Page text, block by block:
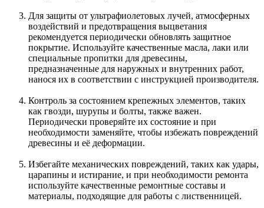
Для защиты от ультрафиолетовых лучей, атмосферных
воздействий и предотвращения выцветания
рекомендуется периодически обновлять защитное
покрытие. Используйте качественные масла, лаки или
специальные пропитки для древесины,
предназначенные для наружных и внутренних работ,
нанося их в соответствии с инструкцией производителя.
Контроль за состоянием крепежных элементов, таких
как гвозди, шурупы и болты, также важен.
Периодически проверяйте их состояние и при
необходимости заменяйте, чтобы избежать повреждений
древесины и её деформации.
Избегайте механических повреждений, таких как удары,
царапины и истирание, и при необходимости ремонта
используйте качественные ремонтные составы и
материалы, подходящие для работы с лиственницей.